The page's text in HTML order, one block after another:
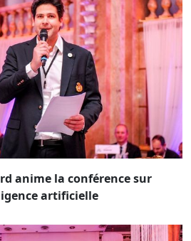
anime la conférence sur
artificielle